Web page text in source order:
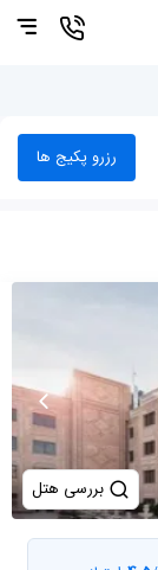
رزرو پکیج ها
بررسی هتل